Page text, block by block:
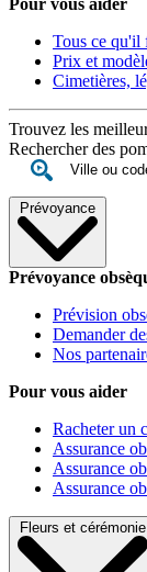
Tous ce qu'il
Prix et
Cimetières,
Trouvez les
Rechercher des
Prévoyance
Prévoyance
Prévision
Demander
Nos
Pour vous aider
Racheter un
Assurance
Assurance
Assurance
Fleurs et cérémonie